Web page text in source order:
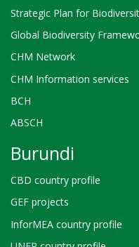
Strategic Plan for
Global Biodiversity
CHM Network
CHM Information services
BCH
ABSCH
Burundi
CBD country profile
GEF projects
InforMEA country profile